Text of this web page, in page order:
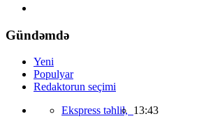
Gündəmdə
Yeni
Populyar
Redaktorun seçimi
Ekspress təhlil, 13:43